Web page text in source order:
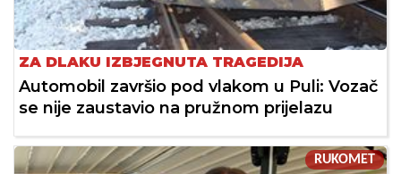
ZA DLAKU IZBJEGNUTA TRAGEDIJA
Automobil završio pod vlakom u Puli: Vozač
se nije zaustavio na pružnom prijelazu
RUKOMET